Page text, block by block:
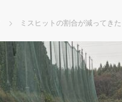
ミスヒットの割合が減ってき